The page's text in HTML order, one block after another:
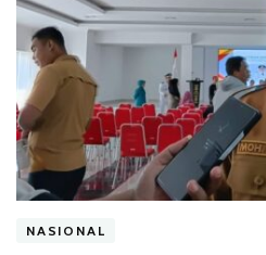
NASIONAL